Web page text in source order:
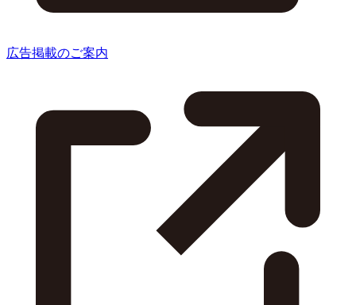
広告掲載のご案内